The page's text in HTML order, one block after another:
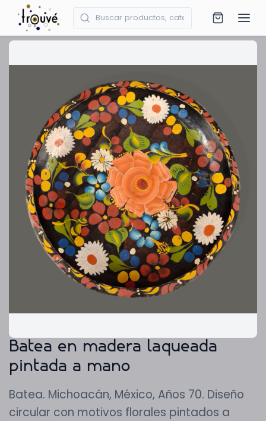
Batea en madera laqueada
pintada a mano
Batea. Michoacán, México, Años 70. Diseño
circular con motivos florales pintados a